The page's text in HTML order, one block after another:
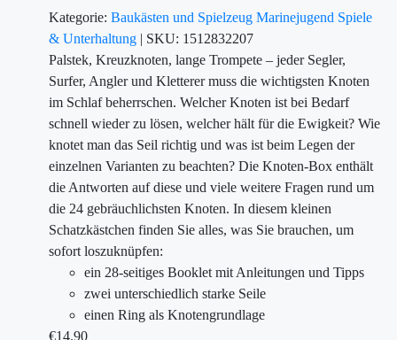
Kategorie: Baukästen und Spielzeug Marinejugend Spiele
& Unterhaltung | SKU: 1512832207
Palstek, Kreuzknoten, lange Trompete – jeder Segler,
Surfer, Angler und Kletterer muss die wichtigsten Knoten
im Schlaf beherrschen. Welcher Knoten ist bei Bedarf
schnell wieder zu lösen, welcher hält für die Ewigkeit? Wie
knotet man das Seil richtig und was ist beim Legen der
einzelnen Varianten zu beachten? Die Knoten-Box enthält
die Antworten auf diese und viele weitere Fragen rund um
die 24 gebräuchlichsten Knoten. In diesem kleinen
Schatzkästchen finden Sie alles, was Sie brauchen, um
sofort loszuknüpfen:
ein 28-seitiges Booklet mit Anleitungen und Tipps
zwei unterschiedlich starke Seile
einen Ring als Knotengrundlage
€14.90